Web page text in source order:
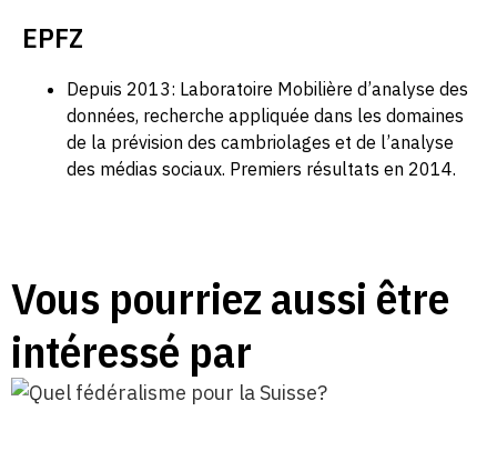
EPFZ
Depuis 2013: Laboratoire Mobilière d’analyse des
données, recherche appliquée dans les domaines
de la prévision des cambriolages et de l’analyse
des médias sociaux. Premiers résultats en 2014.
Vous pourriez aussi être
intéressé par